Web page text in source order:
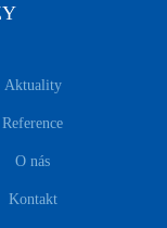
Aktuality
Reference
O nás
Kontakt